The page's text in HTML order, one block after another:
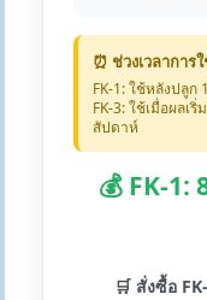
⏰ ช่วงเวลาการ
FK-1: ใช้หลังปลู
FK-3: ใช้เมื่อผลเ
สัปดาห์
💰 FK-1:
🛒 สั่งซื้อ